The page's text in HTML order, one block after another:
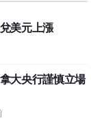
文中提到的任何股票
。除了FXStreet，作
確性、完整性或適用
漏或任何損失，傷害
。本文作者和
建議。
美元上漲
大央行謹慎立場